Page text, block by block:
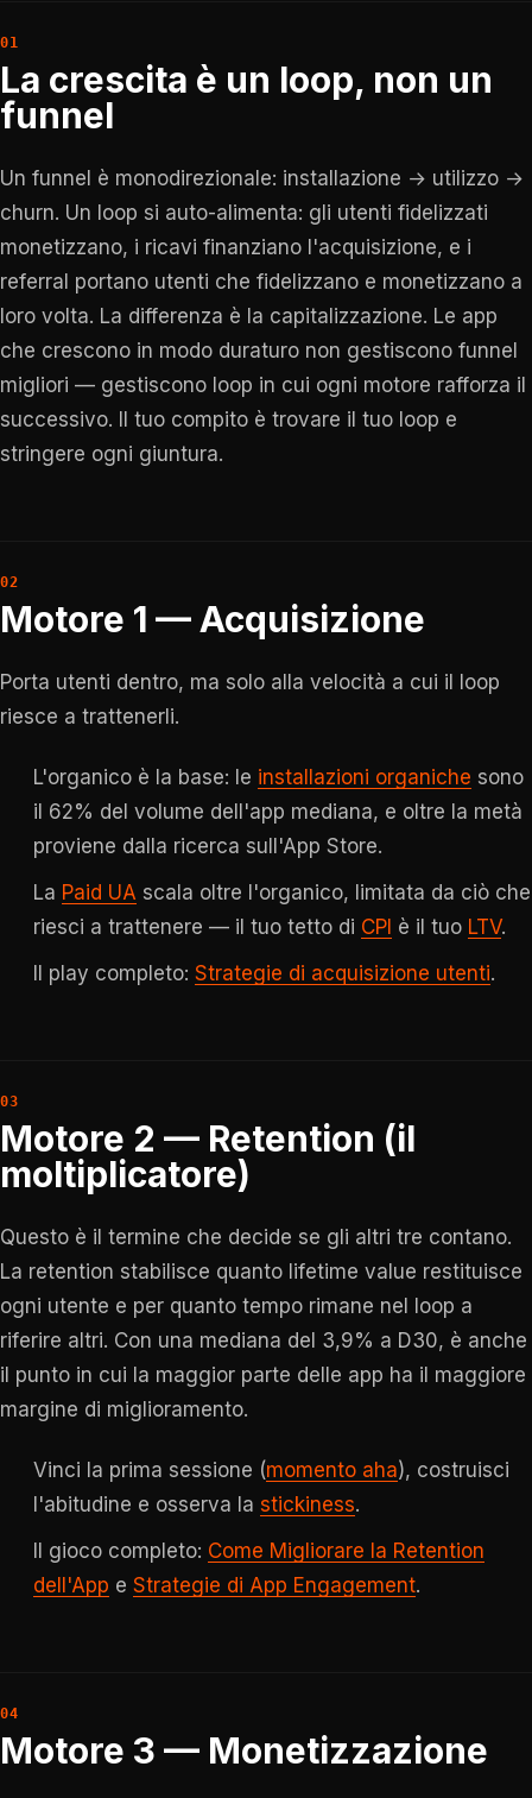
La crescita è un loop, non un
funnel
Un funnel è monodirezionale: installazione → utilizzo →
churn. Un loop si auto-alimenta: gli utenti fidelizzati
monetizzano, i ricavi finanziano l'acquisizione, e i
referral portano utenti che fidelizzano e monetizzano a
loro volta. La differenza è la capitalizzazione. Le app
che crescono in modo duraturo non gestiscono funnel
migliori — gestiscono loop in cui ogni motore rafforza il
successivo. Il tuo compito è trovare il tuo loop e
stringere ogni giuntura.
Motore 1 — Acquisizione
Porta utenti dentro, ma solo alla velocità a cui il loop
riesce a trattenerli.
L'organico è la base: le installazioni organiche sono
il 62% del volume dell'app mediana, e oltre la metà
proviene dalla ricerca sull'App Store.
La Paid UA scala oltre l'organico, limitata da ciò che
riesci a trattenere — il tuo tetto di CPI è il tuo LTV.
Il play completo: Strategie di acquisizione utenti.
Motore 2 — Retention (il
moltiplicatore)
Questo è il termine che decide se gli altri tre contano.
La retention stabilisce quanto lifetime value restituisce
ogni utente e per quanto tempo rimane nel loop a
riferire altri. Con una mediana del 3,9% a D30, è anche
il punto in cui la maggior parte delle app ha il maggiore
margine di miglioramento.
Vinci la prima sessione (momento aha), costruisci
l'abitudine e osserva la stickiness.
Il gioco completo: Come Migliorare la Retention
dell'App e Strategie di App Engagement.
Motore 3 — Monetizzazione